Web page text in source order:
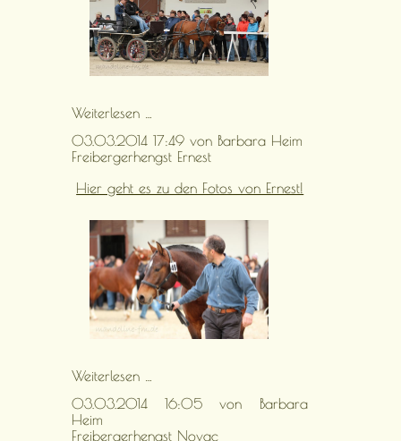
Weiterlesen …
03.03.2014 17:49 von Barbara Heim
Freibergerhengst Ernest
Hier geht es zu den Fotos von Ernest!
Weiterlesen …
03.03.2014 16:05 von Barbara
Heim
Freibergerhengst Novac